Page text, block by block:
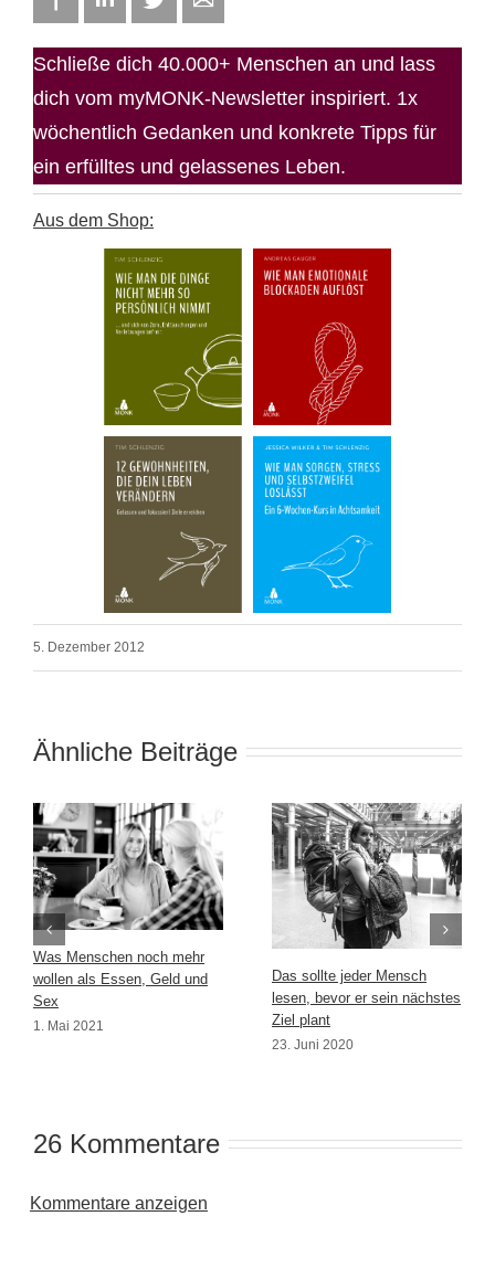
Schließe dich 40.000+ Menschen an und lass
dich vom myMONK-Newsletter inspiriert. 1x
wöchentlich Gedanken und konkrete Tipps für
ein erfülltes und gelassenes Leben.
Aus dem Shop:
5. Dezember 2012
Ähnliche Beiträge
Was Menschen noch mehr
wollen als Essen, Geld und
Sex
1. Mai 2021
Das sollte jeder Mensch
lesen, bevor er sein nächstes
Ziel plant
23. Juni 2020
26 Kommentare
Kommentare anzeigen